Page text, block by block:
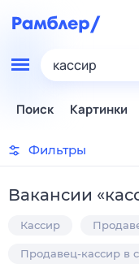
кассир
Поиск Картинки
Фильтры
Вакансии «
Кассир
Продавец-кассир в